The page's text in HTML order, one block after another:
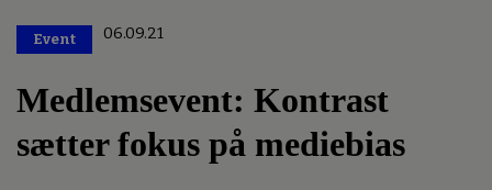
Event 06.09.21
Medlemsevent: Kontrast
sætter fokus på mediebias